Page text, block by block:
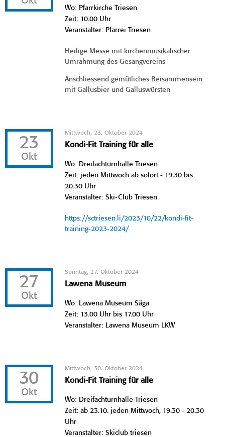
Wo: Pfarrkirche Triesen
Zeit: 10.00 Uhr
Veranstalter: Pfarrei Triesen
Heilige Messe mit kirchenmusikalischer
Umrahmung des Gesangvereins
Anschliessend gemütliches Beisammensein
mit Gallusbier und Galluswürsten
23
Okt
Mittwoch, 23. Oktober 2024
Kondi-Fit Training für alle
Wo: Dreifachturnhalle Triesen
Zeit: jeden Mittwoch ab sofort - 19.30 bis
20.30 Uhr
Veranstalter: Ski-Club Triesen
https://sctriesen.li/2023/10/22/kondi-fit-
training-2023-2024/
27
Okt
Sonntag, 27. Oktober 2024
Lawena Museum
Wo: Lawena Museum Säga
Zeit: 13.00 Uhr bis 17.00 Uhr
Veranstalter: Lawena Museum LKW
30
Okt
Mittwoch, 30. Oktober 2024
Kondi-Fit Training für alle
Wo: Dreifachturnhalle Triesen
Zeit: ab 23.10. jeden Mittwoch, 19.30 - 20.30
Uhr
Veranstalter: Skiclub triesen